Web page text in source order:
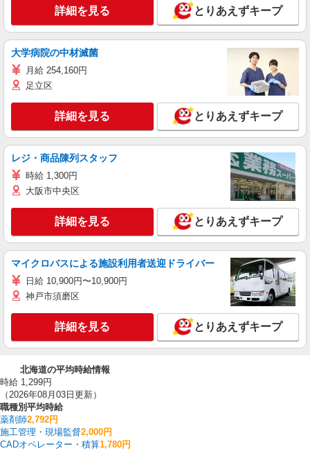
詳細を見る とりあえずキープ
大学病院の中材滅菌
月給 254,160円
足立区
詳細を見る とりあえずキープ
レジ・商品陳列スタッフ
時給 1,300円
大阪市中央区
詳細を見る とりあえずキープ
マイクロバスによる施設利用者送迎ドライバー
日給 10,900円〜10,900円
神戸市須磨区
詳細を見る とりあえずキープ
北海道の平均時給情報
時給 1,299円
（2026年08月03日更新）
職種別平均時給
薬剤師2,792円
施工管理・現場監督2,000円
CADオペレーター・積算1,780円